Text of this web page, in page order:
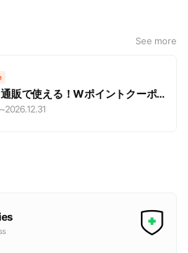
See more
販で使える！Wポイントクーポ
~2026.12.31